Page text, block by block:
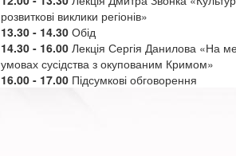
розвиткові виклики регіонів»
13.30 - 14.30Обід
14.30 - 16.00Лекція Сергія Данилова «На
умовах сусідства з окупованим Кримом»
16.00 - 17.00Підсумкові обговорення